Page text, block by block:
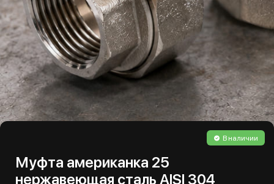
В наличии
Муфта американка 25
нержавеющая сталь AISI 304